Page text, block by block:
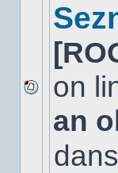
Aucun
nouveau
message
on
an
dans